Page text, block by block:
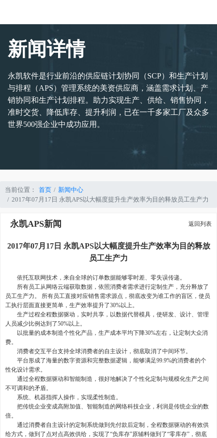
新闻详情
永凯软件是行业前沿的供应链计划协同（SCP）和生产计划
与排程（APS）管理系统的美资供应商，涵盖需求计划、产
销协同和生产计划排程。助力实现生产、供给、销售协同，
准时交货、降低库存、提升利润，已在一千多家工厂及众多
世界500强企业中成功应用。
当前位置： 首页
新闻中心
2017年07月17日 永凯APS以大幅度提升生产效率为目的释放员工生产力
永凯APS新闻 返回列表
2017年07月17日 永凯APS以大幅度提升生产效率为目的释放
员工生产力
依托互联网技术，来自全球的订单数据能够零时差、零失误传递。
所有员工从网络云端获取数据，依照消费者需求进行定制生产，充分释放了
员工生产力。 所有员工直接对应销售需求源点，彻底改变为谁工作的盲区，使员
工执行层面直接更简单，生产效率提升了30%以上。
生产过程全程数据驱动，实时共享，以数据代替模具，使研发、设计、管理
人员减少比例达到了50%以上。
以批量的成本制造个性化产品，生产成本平均下降30%左右，让定制大众消
费。
消费者交互平台支持全球消费者的自主设计，彻底取消了中间环节。
平台形成了海量的数字资源和完整数据逻辑，能够满足99.9%的消费者的个
性化设计需求。
通过全程数据驱动和智能制造，很好地解决了个性化定制与规模化生产之间
不可调和的矛盾。
系统、机器指挥人操作，实现柔性制造。
把传统企业变成高附加值、智能制造的网络科技企业，利润是传统企业的数
倍。
通过消费者自主设计的定制系统做到先付款后定制，全程数据驱动的有效供
给方式，做到了点对点高效供给，实现了“负库存”原辅料做到了“零库存”，彻底